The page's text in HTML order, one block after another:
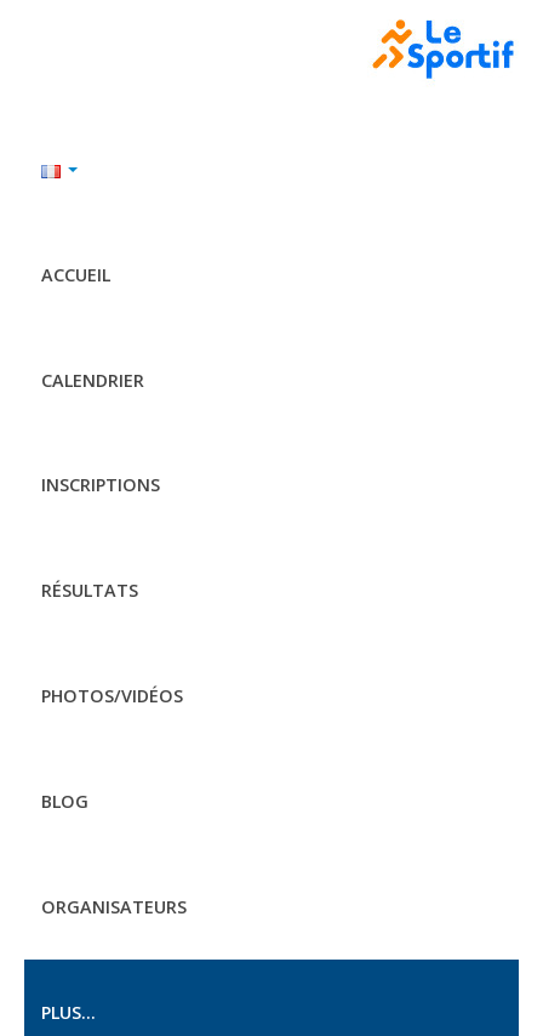
ACCUEIL
CALENDRIER
INSCRIPTIONS
RÉSULTATS
PHOTOS/VIDÉOS
BLOG
ORGANISATEURS
PLUS...